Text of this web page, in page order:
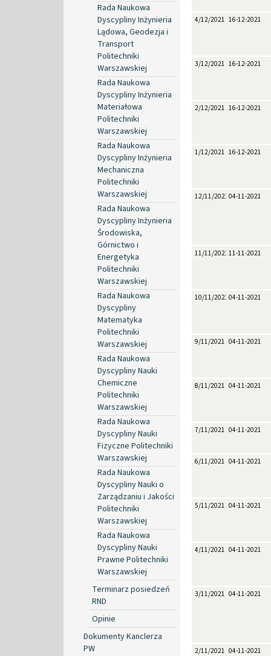
Rada Naukowa
Dyscypliny Inżynieria
Lądowa, Geodezja i
Transport
Politechniki
Warszawskiej
Rada Naukowa
Dyscypliny Inżynieria
Materiałowa
Politechniki
Warszawskiej
Rada Naukowa
Dyscypliny Inżynieria
Mechaniczna
Politechniki
Warszawskiej
Rada Naukowa
Dyscypliny Inżynieria
Środowiska,
Górnictwo i
Energetyka
Politechniki
Warszawskiej
Rada Naukowa
Dyscypliny
Matematyka
Politechniki
Warszawskiej
Rada Naukowa
Dyscypliny Nauki
Chemiczne
Politechniki
Warszawskiej
Rada Naukowa
Dyscypliny Nauki
Fizyczne Politechniki
Warszawskiej
Rada Naukowa
Dyscypliny Nauki o
Zarządzaniu i Jakości
Politechniki
Warszawskiej
Rada Naukowa
Dyscypliny Nauki
Prawne Politechniki
Warszawskiej
Terminarz posiedzeń
RND
Opinie
Dokumenty Kanclerza
PW
4/12/2021 16-12-2021
3/12/2021 16-12-2021
2/12/2021 16-12-2021
1/12/2021 16-12-2021
12/11/2021 04-11-2021
11/11/2021 11-11-2021
10/11/2021 04-11-2021
9/11/2021 04-11-2021
8/11/2021 04-11-2021
7/11/2021 04-11-2021
6/11/2021 04-11-2021
5/11/2021 04-11-2021
4/11/2021 04-11-2021
3/11/2021 04-11-2021
2/11/2021 04-11-2021